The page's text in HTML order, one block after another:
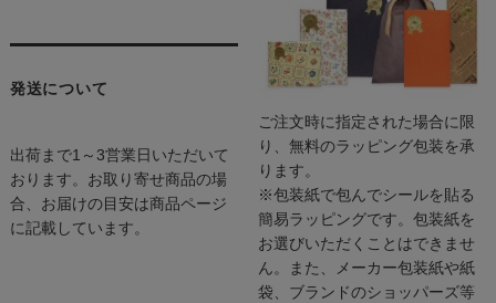
発送について
出荷まで1～3営業日いただいて
おります。お取り寄せ商品の場
合、お届けの目安は商品ページ
に記載しています。
ご注文時に指定された場合に限
り、無料のラッピング包装を承
ります。
※包装紙で包んでシールを貼る
簡易ラッピングです。包装紙を
お選びいただくことはできませ
ん。また、メーカー包装紙や紙
袋、ブランドのショッパーズ等